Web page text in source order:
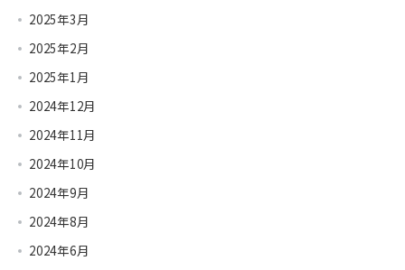
2025年3月
2025年2月
2025年1月
2024年12月
2024年11月
2024年10月
2024年9月
2024年8月
2024年6月